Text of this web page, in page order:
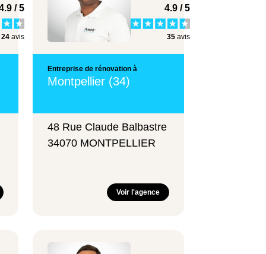
/ 5
24 avis
4.9 / 5
35 avis
Entreprise de rénovation à
Montpellier (34)
48 Rue Claude Balbastre
34070 MONTPELLIER
Voir l'agence